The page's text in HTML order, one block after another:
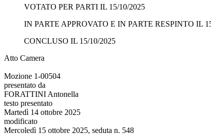
VOTATO PER PARTI IL 15/10/2025
IN PARTE APPROVATO E IN PARTE RESPINTO IL
CONCLUSO IL 15/10/2025
Atto Camera
Mozione 1-00504
presentato da
FORATTINI Antonella
testo presentato
Martedì 14 ottobre 2025
modificato
Mercoledì 15 ottobre 2025, seduta n. 548